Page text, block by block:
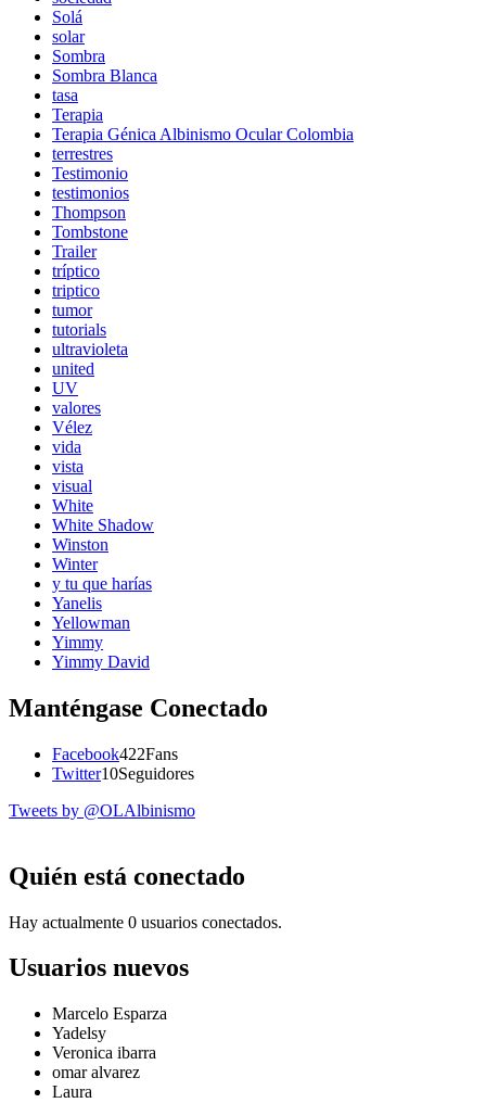
Solá
solar
Sombra
Sombra Blanca
tasa
Terapia
Terapia Génica Albinismo Ocular Colombia
terrestres
Testimonio
testimonios
Thompson
Tombstone
Trailer
tríptico
triptico
tumor
tutorials
ultravioleta
united
UV
valores
Vélez
vida
vista
visual
White
White Shadow
Winston
Winter
y tu que harías
Yanelis
Yellowman
Yimmy
Yimmy David
Manténgase Conectado
Facebook422Fans
Twitter10Seguidores
Tweets by @OLAlbinismo
Quién está conectado
Hay actualmente 0 usuarios conectados.
Usuarios nuevos
Marcelo Esparza
Yadelsy
Veronica ibarra
omar alvarez
Laura